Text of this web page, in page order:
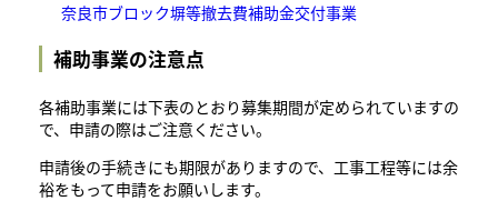
奈良市ブロック塀等撤去費補助金交付事業
補助事業の注意点
各補助事業には下表のとおり募集期間が定められていますの
で、申請の際はご注意ください。
申請後の手続きにも期限がありますので、工事工程等には余
裕をもって申請をお願いします。